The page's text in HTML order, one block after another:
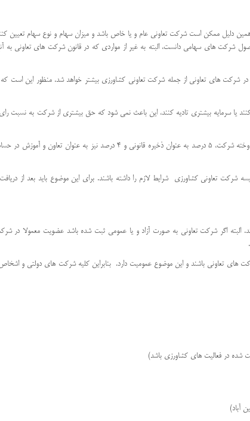
ممکن است شرکت تعاونی عام و یا خاص باشد و میزان سهام و نوع سهام تعیین
های سهامی دانست، البته به غیر از مواردی که در قانون شرکت های تعاونی به
دارد. البته عمدتا تعداد سهامداران در شرکت های تعاونی از جمله شرکت تعاونی کشاورزی بیشتر خواهد شد. منظور این
یا سرمایه بیشتری تادیه کنند، این باعث نمی شود که حق بیشتری از شرکت به نسبت رای
در شرکت تعاونی الزاما این قانون باید رعایت شود که سالیانه قسمتی از سود شرکت به میزان حداکثر 5 درصد به عنوان سرمایه شرکت یا اندوخته شرکت، 5 درصد به عنوان ذخیره
تعاونی کشاورزی شرایط لازم را داشته باشند. برای این موضوع باید بعد از
اگر شرکت تعاونی به صورت آزاد و یا عمومی ثبت شده باشد عضویت معمولا در
های تعاونی باشند و این موضوع عمومیت دارد. بنابراین کلیه شرکت های دولتی و
شده در فعالیت های کشاورزی باشد)
آباد)